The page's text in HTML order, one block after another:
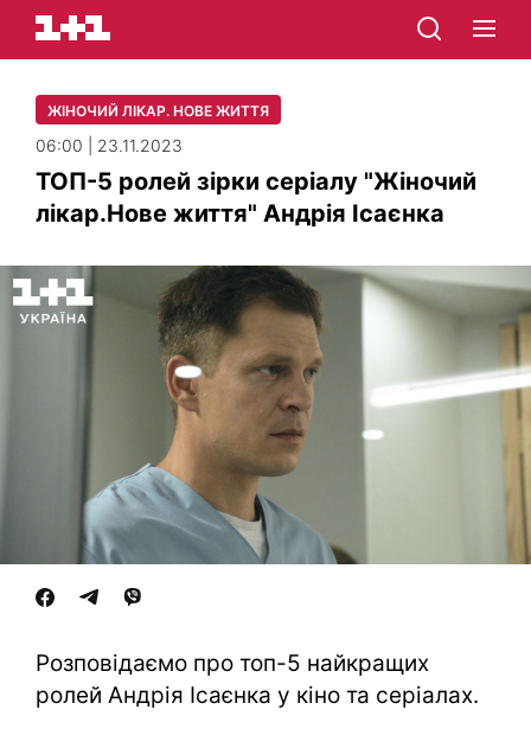
ЖІНОЧИЙ ЛІКАР. НОВЕ ЖИТТЯ
06:00 | 23.11.2023
ТОП-5 ролей зірки серіалу "Жіночий
лікар.Нове життя" Андрія Ісаєнка
Розповідаємо про топ-5 найкращих
ролей Андрія Ісаєнка у кіно та серіалах.